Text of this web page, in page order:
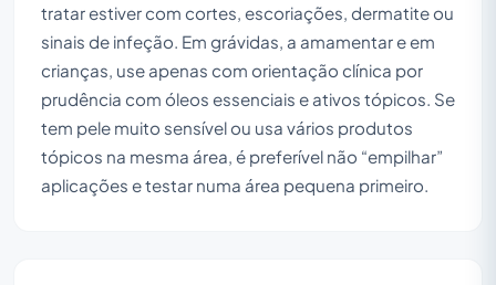
tratar estiver com cortes, escoriações, dermatite ou
sinais de infeção. Em grávidas, a amamentar e em
crianças, use apenas com orientação clínica por
prudência com óleos essenciais e ativos tópicos. Se
tem pele muito sensível ou usa vários produtos
tópicos na mesma área, é preferível não “empilhar”
aplicações e testar numa área pequena primeiro.